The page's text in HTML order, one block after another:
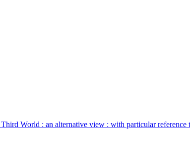
World : an alternative view : with particular